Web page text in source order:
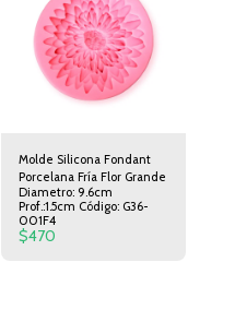
Molde Silicona Fondant
Porcelana Fría Flor Grande
Diametro: 9.6cm
Prof.:1.5cm Código: G36-
001F4
$470